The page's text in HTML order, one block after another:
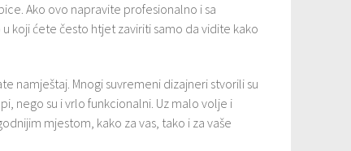
Ako ovo napravite profesionalno i sa
koji ćete često htjet zaviriti samo da vidite kako
namještaj. Mnogi suvremeni dizajneri stvorili su
nego su i vrlo funkcionalni. Uz malo volje i
mjestom, kako za vas, tako i za vaše